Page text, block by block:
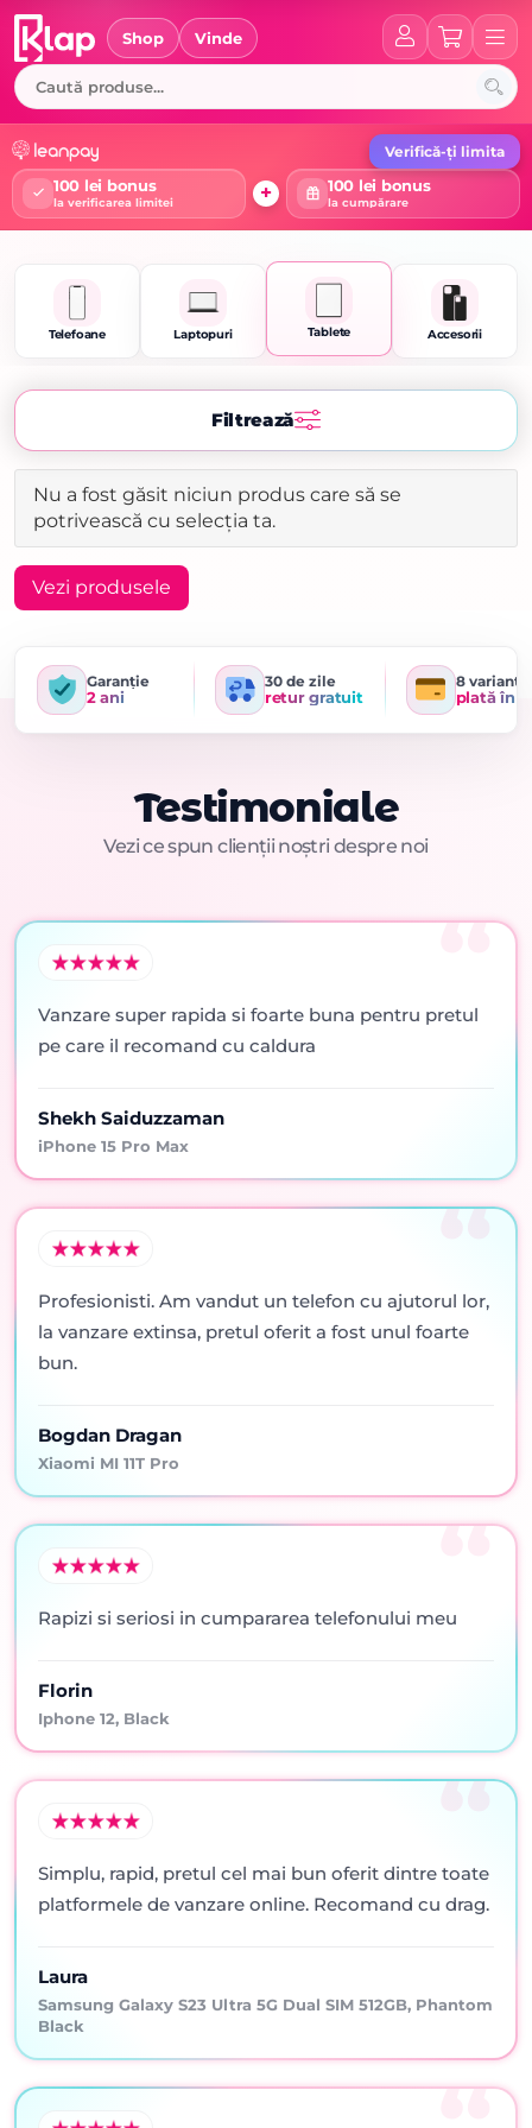
Skip
content
Shop Vinde
Verifică-ți limita
100 lei bonus
la verificarea limitei + 100 lei bonus
la cumpărare
Telefoane Laptopuri Tablete Accesorii
Nu a fost găsit niciun produs care să se
potrivească cu selecția ta.
Vezi produsele
Filtrează
Garanție
2 ani
30 de zile
retur gratuit
8 variante
plată în
Testimoniale
Vezi ce spun clienții noștri despre noi
Vanzare super rapida si foarte buna pentru pretul
pe care il recomand cu caldura
Shekh Saiduzzaman
iPhone 15 Pro Max
Profesionisti. Am vandut un telefon cu ajutorul lor,
la vanzare extinsa, pretul oferit a fost unul foarte
bun.
Bogdan Dragan
Xiaomi MI 11T Pro
Rapizi si seriosi in cumpararea telefonului meu
Florin
Iphone 12, Black
Simplu, rapid, pretul cel mai bun oferit dintre toate
platformele de vanzare online. Recomand cu drag.
Laura
Samsung Galaxy S23 Ultra 5G Dual SIM 512GB, Phantom
Black